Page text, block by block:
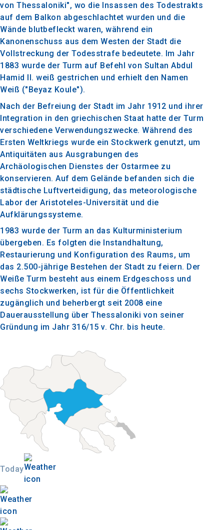
von Thessaloniki", wo die Insassen des Todestrakts
auf dem Balkon abgeschlachtet wurden und die
Wände blutbefleckt waren, während ein
Kanonenschuss aus dem Westen der Stadt die
Vollstreckung der Todesstrafe bedeutete. Im Jahr
1883 wurde der Turm auf Befehl von Sultan Abdul
Hamid II. weiß gestrichen und erhielt den Namen
Weiß ("Beyaz Koule").
Nach der Befreiung der Stadt im Jahr 1912 und ihrer
Integration in den griechischen Staat hatte der Turm
verschiedene Verwendungszwecke. Während des
Ersten Weltkriegs wurde ein Stockwerk genutzt, um
Antiquitäten aus Ausgrabungen des
Archäologischen Dienstes der Ostarmee zu
konservieren. Auf dem Gelände befanden sich die
städtische Luftverteidigung, das meteorologische
Labor der Aristoteles-Universität und die
Aufklärungssysteme.
1983 wurde der Turm an das Kulturministerium
übergeben. Es folgten die Instandhaltung,
Restaurierung und Konfiguration des Raums, um
das 2.500-jährige Bestehen der Stadt zu feiern. Der
Weiße Turm besteht aus einem Erdgeschoss und
sechs Stockwerken, ist für die Öffentlichkeit
zugänglich und beherbergt seit 2008 eine
Dauerausstellung über Thessaloniki von seiner
Gründung im Jahr 316/15 v. Chr. bis heute.
Today